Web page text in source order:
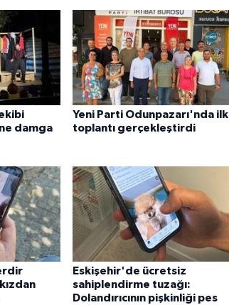
damga
Yeni Parti Odunpazarı'nda ilk
toplantı gerçekleştirdi
Eskişehir'de ücretsiz
sahiplendirme tuzağı:
Dolandırıcının pişkinliği pes